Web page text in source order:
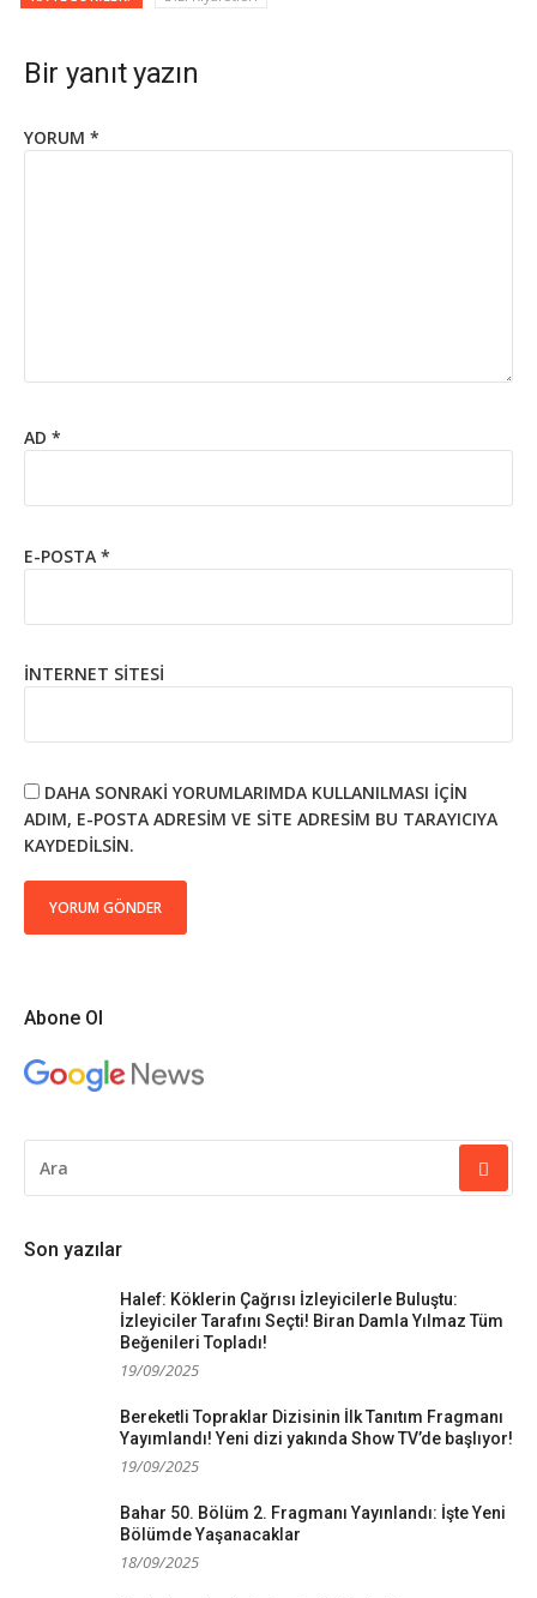
Bir yanıt yazın
YORUM *
AD *
E-POSTA *
İNTERNET SITESI
DAHA SONRAKI YORUMLARIMDA KULLANILMASI IÇIN
ADIM, E-POSTA ADRESIM VE SITE ADRESIM BU TARAYICIYA
KAYDEDILSIN.
Abone Ol
YAP:
Son yazılar
Halef: Köklerin Çağrısı İzleyicilerle Buluştu:
İzleyiciler Tarafını Seçti! Biran Damla Yılmaz Tüm
Beğenileri Topladı!
19/09/2025
Bereketli Topraklar Dizisinin İlk Tanıtım Fragmanı
Yayımlandı! Yeni dizi yakında Show TV’de başlıyor!
19/09/2025
Bahar 50. Bölüm 2. Fragmanı Yayınlandı: İşte Yeni
Bölümde Yaşanacaklar
18/09/2025